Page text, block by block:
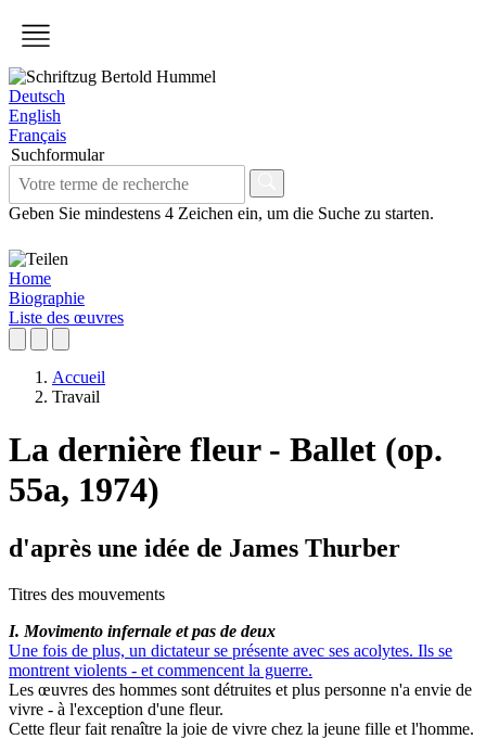
Deutsch
English
Français
Suchformular
Geben Sie mindestens 4 Zeichen ein, um die Suche zu starten.
Home
Biographie
Liste des œuvres
Accueil
Travail
La dernière fleur - Ballet (op.
55a, 1974)
d'après une idée de James Thurber
Titres des mouvements
I. Movimento infernale et pas de deux
Une fois de plus, un dictateur se présente avec ses acolytes. Ils se
montrent violents - et commencent la guerre.
Les œuvres des hommes sont détruites et plus personne n'a envie de
vivre - à l'exception d'une fleur.
Cette fleur fait renaître la joie de vivre chez la jeune fille et l'homme.